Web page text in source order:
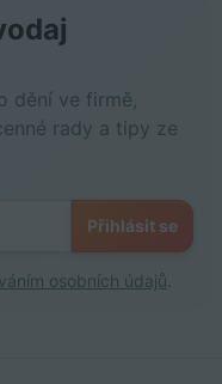
dění ve firmě,
rady a tipy ze
Přihlásit se
osobních údajů